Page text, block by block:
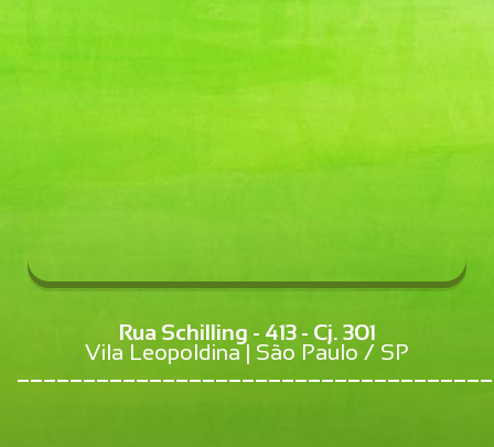
Rua Schilling - 413 - Cj. 301
Vila Leopoldina | São Paulo / SP